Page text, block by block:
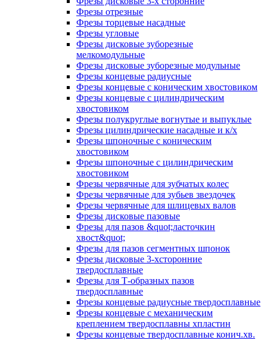
Фрезы отрезные
Фрезы торцевые насадные
Фрезы угловые
Фрезы дисковые зуборезные
мелкомодульные
Фрезы дисковые зуборезные модульные
Фрезы концевые радиусные
Фрезы концевые с коническим хвостовиком
Фрезы концевые с цилиндрическим
хвостовиком
Фрезы полукруглые вогнутые и выпуклые
Фрезы цилиндрические насадные и к/х
Фрезы шпоночные с коническим
хвостовиком
Фрезы шпоночные с цилиндрическим
хвостовиком
Фрезы червячные для зубчатых колес
Фрезы червячные для зубьев звездочек
Фрезы червячные для шлицевых валов
Фрезы дисковые пазовые
Фрезы для пазов &quot;ласточкин
хвост&quot;
Фрезы для пазов сегментных шпонок
Фрезы дисковые 3-хсторонние
твердосплавные
Фрезы для Т-образных пазов
твердосплавные
Фрезы концевые радиусные твердосплавные
Фрезы концевые с механическим
креплением твердосплавны хпластин
Фрезы концевые твердосплавные конич.хв.